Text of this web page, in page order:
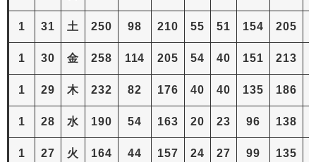
1 31 土 250 98 210 55 51 154 205
1 30 金 258 114 205 54 40 151 213
1 29 木 232 82 176 40 40 135 186
1 28 水 190 54 163 20 23 96 138
1 27 火 164 44 157 24 27 99 135